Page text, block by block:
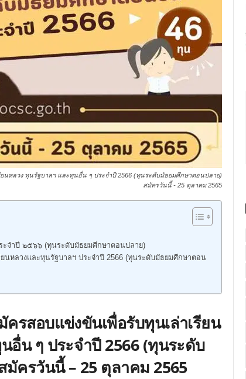
นหลวง ทุนรัฐบาลฯ และทุนอื่น ๆ ประจำปี 2566 (ทุนระดับมัธยมศึกษาตอนปลาย)
สมัครวันนี้ - 25 ตุลาคม 2565
จำปี ๒๕๖๖ (ทุนระดับมัธยมศึกษาตอนปลาย)
นหลวงและทุนรัฐบาลฯ ประจำปี 2566 (ทุนระดับมัธยมศึกษาตอน
รสอบแข่งขันเพื่อรับทุนเล่าเรียน
อื่น ๆ ประจำปี 2566 (ทุนระดับ
ครวันนี้ – 25 ตุลาคม 2565